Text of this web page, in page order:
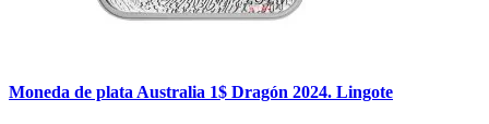
Moneda de plata Australia 1$ Dragón 2024. Lingote